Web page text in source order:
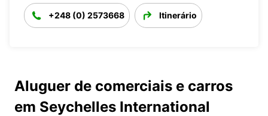
+248 (0) 2573668 Itinerário
Aluguer de comerciais e carros
em Seychelles International